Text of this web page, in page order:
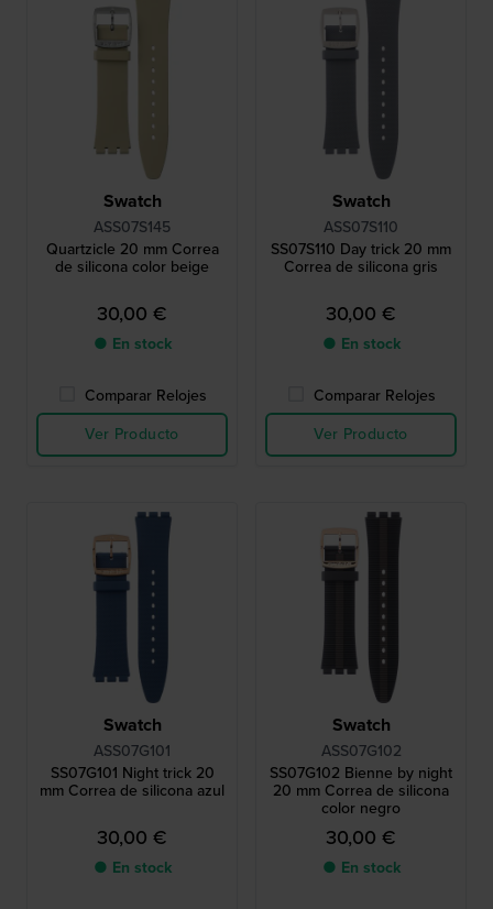
Swatch
ASS07S145
Quartzicle 20 mm Correa
de silicona color beige
30,00 €
● En stock
Comparar Relojes
Ver Producto
Swatch
ASS07S110
SS07S110 Day trick 20 mm
Correa de silicona gris
30,00 €
● En stock
Comparar Relojes
Ver Producto
Swatch
ASS07G101
SS07G101 Night trick 20
mm Correa de silicona azul
30,00 €
● En stock
Swatch
ASS07G102
SS07G102 Bienne by night
20 mm Correa de silicona
color negro
30,00 €
● En stock